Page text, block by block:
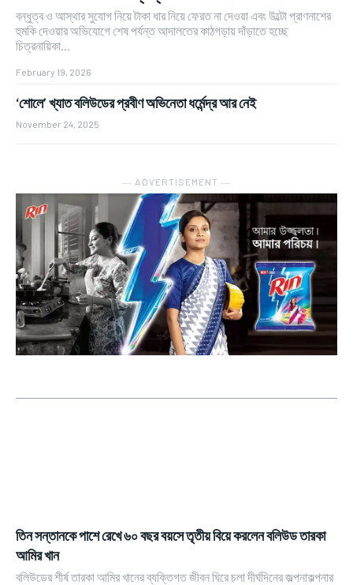
বন্ধুত্ব ও আস্থার সুযোগ নিয়ে টাকা ধার নিয়ে ফেরত না দেওয়া এবং উল্টো প্রাণনাশের
হুমকি দেওয়ার অভিযোগে শেষ পর্যন্ত আদালতের কাঠগড়ায় দাঁড়াতে হচ্ছে
চিত্রনায়িকা...
February 19, 2026
‘শোলে’ খ্যাত বলিউডের প্রবীণ অভিনেতা ধর্মেন্দ্র আর নেই
November 24, 2025
― ADVERTISEMENT ―
তিন সন্তানকে পাশে রেখে ৬০ বছর বয়সে তৃতীয় বিয়ে করলেন বলিউড তারকা
আমির খান
বলিউডের শীর্ষ তারকা আমির খানের ব্যক্তিগত জীবন ঘিরে চলা দীর্ঘদিনের জল্পনাকল্পনার